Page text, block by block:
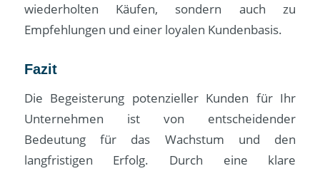
wiederholten Käufen, sondern auch zu
Empfehlungen und einer loyalen Kundenbasis.
Fazit
Die Begeisterung potenzieller Kunden für Ihr
Unternehmen ist von entscheidender
Bedeutung für das Wachstum und den
langfristigen Erfolg. Durch eine klare